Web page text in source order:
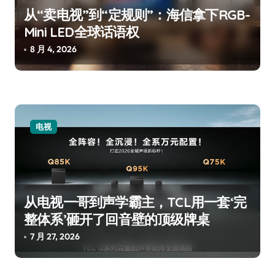
从“卖电视”到“定规则”：海信拿下RGB-
Mini LED全球话语权
8 月 4, 2026
电视
从电视一哥到声学霸主，TCL用一套‘完
整体系’砸开了回音壁的顶级牌桌
7 月 27, 2026